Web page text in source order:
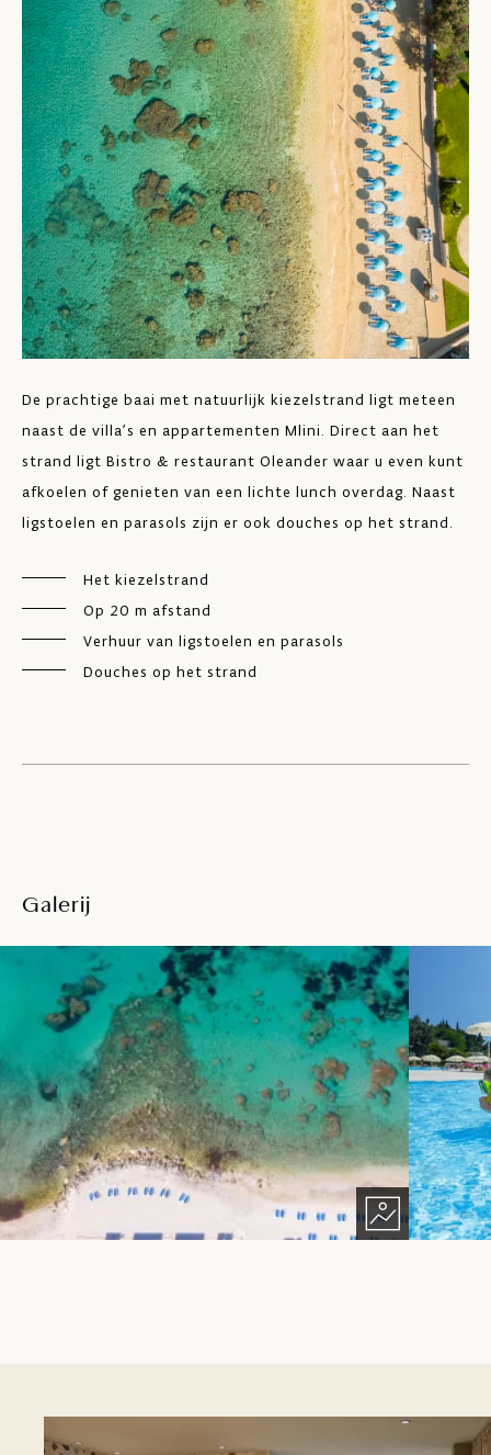
De prachtige baai met natuurlijk kiezelstrand ligt meteen
naast de villa’s en appartementen Mlini. Direct aan het
strand ligt Bistro & restaurant Oleander waar u even kunt
afkoelen of genieten van een lichte lunch overdag. Naast
ligstoelen en parasols zijn er ook douches op het strand.
Het kiezelstrand
Op 20 m afstand
Verhuur van ligstoelen en parasols
Douches op het strand
Galerij